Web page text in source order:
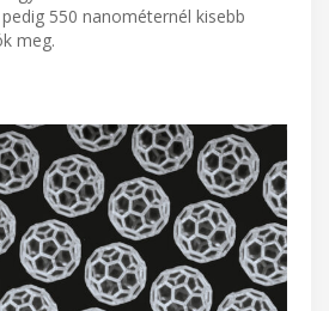
550 nanométernél kisebb
meg.